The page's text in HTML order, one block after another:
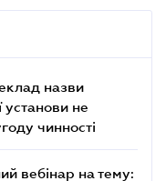
назви
установи не
чинності
вебінар на тему: